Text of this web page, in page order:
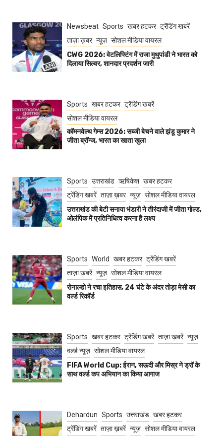
Newsbeat Sports खबर हटकर ट्रेंडिंग खबरें
ताज़ा ख़बर न्यूज़ सोशल मीडिया वायरल
CWG 2026: वेटलिफ्टिंग में राजा मुथुपांडी ने भारत को
दिलाया सिल्वर, शानदार प्रदर्शन जारी
Sports खबर हटकर ट्रेंडिंग खबरें
सोशल मीडिया वायरल
कॉमनवेल्थ गेम्स 2026: सब्जी बेचने वाले झंडू कुमार ने
जीता ब्रॉन्ज, भारत का खाता खुला
Sports उत्तराखंड ऋषिकेश खबर हटकर
ट्रेंडिंग खबरें ताज़ा ख़बर न्यूज़ सोशल मीडिया वायरल
उत्तराखंड की बेटी सनाया भंडारी ने तीरंदाजी में जीता गोल्ड,
ओलंपिक में प्रतिनिधित्व करना है लक्ष्य
Sports World खबर हटकर ट्रेंडिंग खबरें
ताज़ा ख़बरें न्यूज़ सोशल मीडिया वायरल
रोनाल्डो ने रचा इतिहास, 24 घंटे के अंदर तोड़ा मेसी का
वर्ल्ड रिकॉर्ड
Sports खबर हटकर ट्रेंडिंग खबरें ताज़ा ख़बरें न्यूज़
वर्ल्ड न्यूज़ सोशल मीडिया वायरल
FIFA World Cup: ईरान, सऊदी और मिस्र ने ड्रॉ के
साथ वर्ल्ड कप अभियान का किया आगाज
Dehardun Sports उत्तराखंड खबर हटकर
ट्रेंडिंग खबरें ताज़ा ख़बरें न्यूज़ सोशल मीडिया वायरल